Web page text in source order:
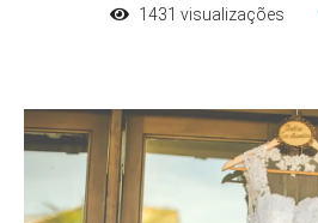
1431 visualizações